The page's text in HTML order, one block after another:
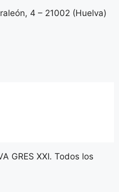
4 – 21002 (Huelva)
GRES XXI. Todos los